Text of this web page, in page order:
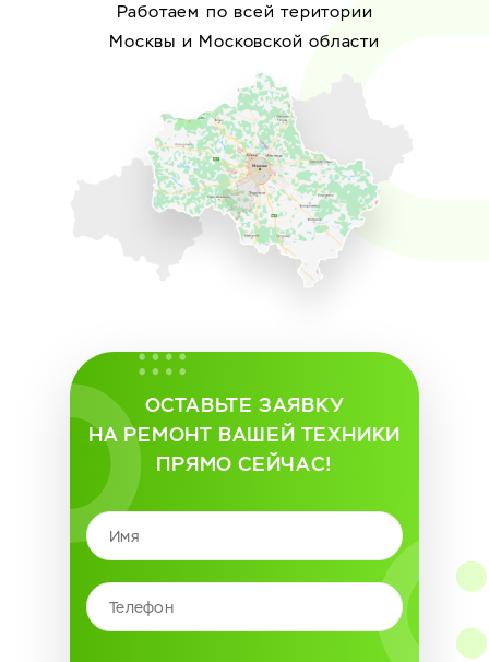
Работаем по всей територии
Москвы и Московской области
ОСТАВЬТЕ ЗАЯВКУ
НА РЕМОНТ ВАШЕЙ ТЕХНИКИ
ПРЯМО СЕЙЧАС!